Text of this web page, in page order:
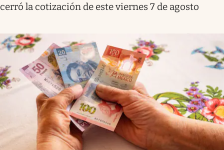
cerró la cotización de este viernes 7 de agosto